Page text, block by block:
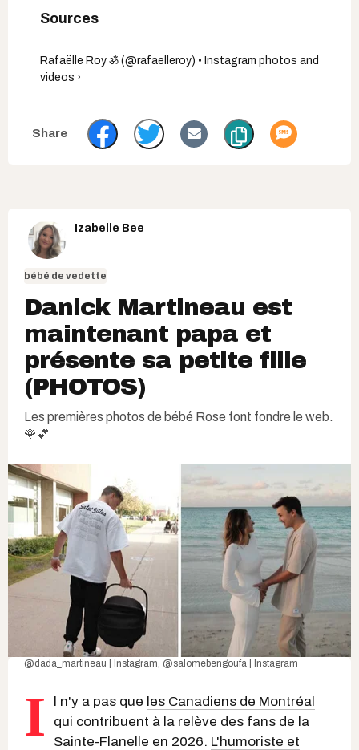
Rafaëlle Roy ॐ (@rafaelleroy) • Instagram photos and
videos ›
Izabelle Bee
bébé de vedette
Danick Martineau est
maintenant papa et
présente sa petite fille
(PHOTOS)
Les premières photos de bébé Rose font fondre le web.
🌹💕
@dada_martineau | Instagram @salomebengoufa | Instagram
I l n'y a pas que les Canadiens de Montréal
qui contribuent à la relève des fans de la
Sainte-Flanelle en 2026. L'humoriste et